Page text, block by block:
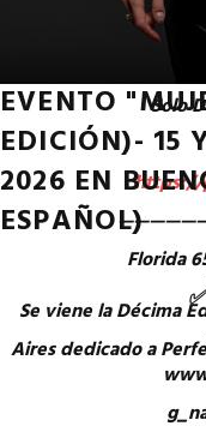
https://
Solo
https://
Florida
EVENTO
EDICIÓN)- 15
2026 EN
ESPAÑOL)
Se viene la Décima
Aires dedicado a